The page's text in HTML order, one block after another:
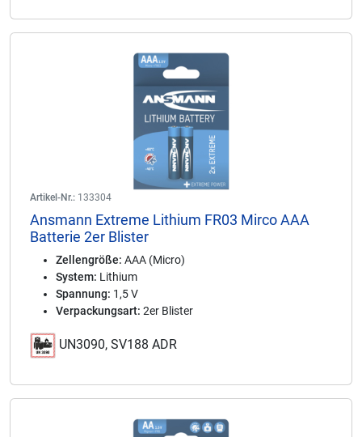
Artikel-Nr.: 133304
Ansmann Extreme Lithium FR03 Mirco AAA
Batterie 2er Blister
Zellengröße: AAA (Micro)
System: Lithium
Spannung: 1,5 V
Verpackungsart: 2er Blister
UN3090, SV188 ADR